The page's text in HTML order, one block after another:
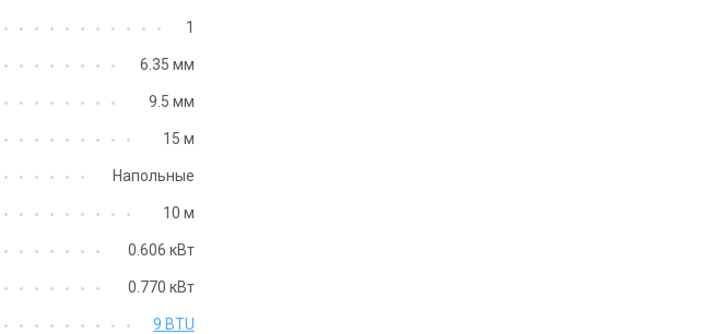
1
6.35 мм
9.5 мм
15 м
Напольные
10 м
0.606 кВт
0.770 кВт
9 BTU